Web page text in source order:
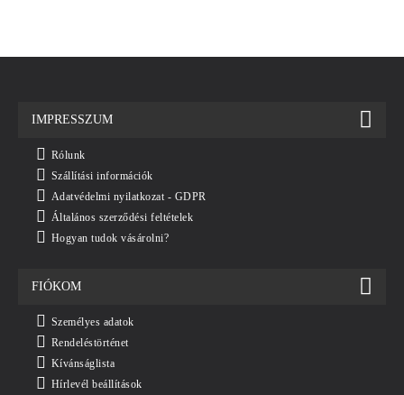
IMPRESSZUM
Rólunk
Szállítási információk
Adatvédelmi nyilatkozat - GDPR
Általános szerződési feltételek
Hogyan tudok vásárolni?
FIÓKOM
Személyes adatok
Rendeléstörténet
Kívánságlista
Hírlevél beállítások